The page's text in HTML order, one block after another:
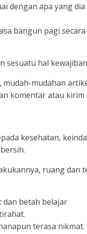
dengan apa yang
bangun pagi
sesuatu hal
mudah-mudahan
komentar atau kirim
kesehatan,
ruang
dan betah belajar
terasa nikmat.